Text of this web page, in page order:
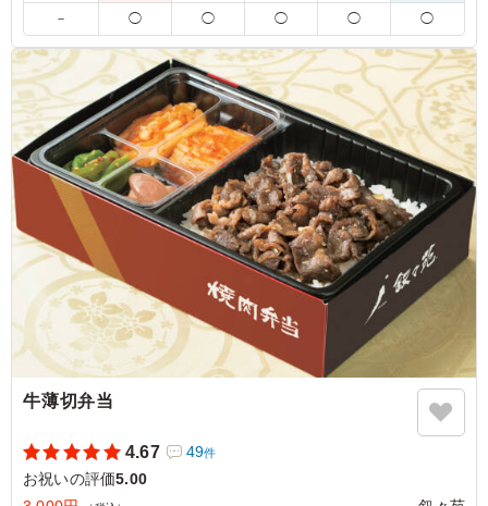
※ニンニクの有・無がお選び頂けます。下記プルダウンよりお
選びください。
5.0
お弁当はさすが叙々苑、見た目も味も素晴らしかったで
す。 お肉は柔らかく厚みもちょうど良く、付け合わせが
どれもしっかりした一品で、とても美味しかったです。
ボリュームもあり、大満足です。
ご利用シーン：お祝い›誕生日
東京都墨田区石原
2024/01/19
－ ◯ ◯ ◯ ◯ ◯
牛薄切弁当
4.67 49件
お祝いの評価5.00